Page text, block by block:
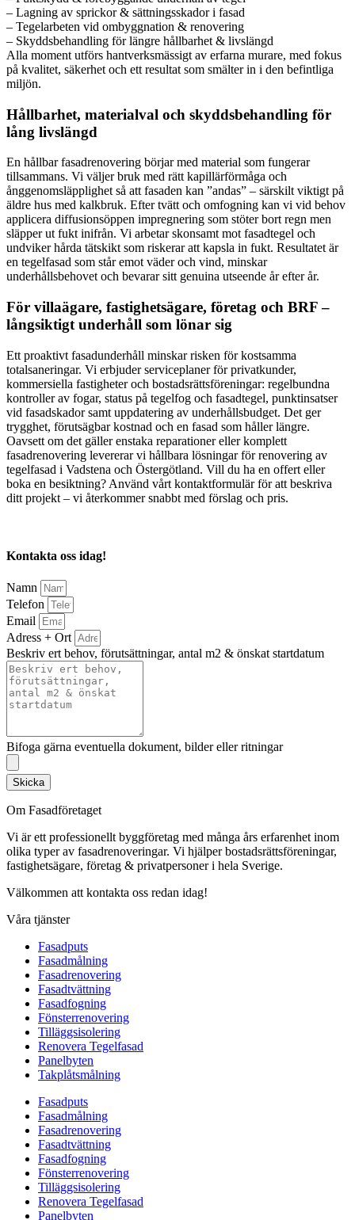
– Lagning av sprickor & sättningsskador i fasad
– Tegelarbeten vid ombyggnation & renovering
– Skyddsbehandling för längre hållbarhet & livslängd
Alla moment utförs hantverksmässigt av erfarna murare, med fokus
på kvalitet, säkerhet och ett resultat som smälter in i den befintliga
miljön.
Hållbarhet, materialval och skyddsbehandling för
lång livslängd
En hållbar fasadrenovering börjar med material som fungerar
tillsammans. Vi väljer bruk med rätt kapillärförmåga och
ånggenomsläpplighet så att fasaden kan ”andas” – särskilt viktigt på
äldre hus med kalkbruk. Efter tvätt och omfogning kan vi vid behov
applicera diffusionsöppen impregnering som stöter bort regn men
släpper ut fukt inifrån. Vi arbetar skonsamt mot fasadtegel och
undviker hårda tätskikt som riskerar att kapsla in fukt. Resultatet är
en tegelfasad som står emot väder och vind, minskar
underhållsbehovet och bevarar sitt genuina utseende år efter år.
För villaägare, fastighetsägare, företag och BRF –
långsiktigt underhåll som lönar sig
Ett proaktivt fasadunderhåll minskar risken för kostsamma
totalsaneringar. Vi erbjuder serviceplaner för privatkunder,
kommersiella fastigheter och bostadsrättsföreningar: regelbundna
kontroller av fogar, status på tegelfog och fasadtegel, punktinsatser
vid fasadskador samt uppdatering av underhållsbudget. Det ger
trygghet, förutsägbar kostnad och en fasad som håller längre.
Oavsett om det gäller enstaka reparationer eller komplett
fasadrenovering levererar vi hållbara lösningar för renovering av
tegelfasad i Vadstena och Östergötland. Vill du ha en offert eller
boka en besiktning? Använd vårt kontaktformulär för att beskriva
ditt projekt – vi återkommer snabbt med förslag och pris.
Kontakta oss idag!
Namn
Telefon
Email
Adress + Ort
Beskriv ert behov, förutsättningar, antal m2 & önskat startdatum
Bifoga gärna eventuella dokument, bilder eller ritningar
Skicka
Om Fasadföretaget
Vi är ett professionellt byggföretag med många års erfarenhet inom
olika typer av fasadrenoveringar. Vi hjälper bostadsrättsföreningar,
fastighetsägare, företag & privatpersoner i hela Sverige.
Välkommen att kontakta oss redan idag!
Våra tjänster
Fasadputs
Fasadmålning
Fasadrenovering
Fasadtvättning
Fasadfogning
Fönsterrenovering
Tilläggsisolering
Renovera Tegelfasad
Panelbyten
Takplåtsmålning
Fasadputs
Fasadmålning
Fasadrenovering
Fasadtvättning
Fasadfogning
Fönsterrenovering
Tilläggsisolering
Renovera Tegelfasad
Panelbyten